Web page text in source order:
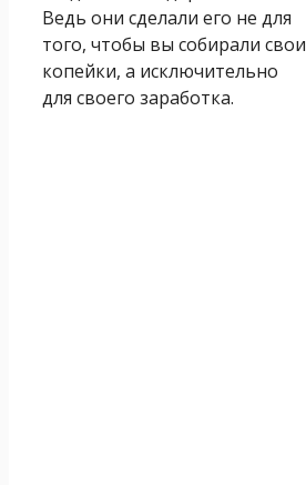
Ведь они сделали его не для
того, чтобы вы собирали свои
копейки, а исключительно
для своего заработка.